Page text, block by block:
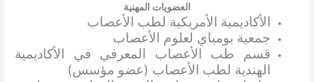
العضويات المهنية
الأكاديمية الأمريكية لطب الأعصاب
جمعية بومباي لعلوم الأعصاب
قسم طب الأعصاب المعرفي في الأكاديمية
الهندية لطب الأعصاب (عضو مؤسس)